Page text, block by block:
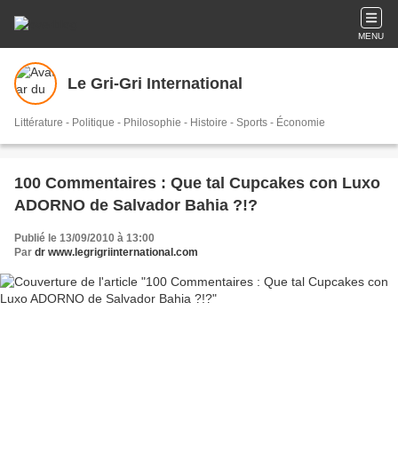
MENU
Le Gri-Gri International
Littérature - Politique - Philosophie - Histoire - Sports - Économie
100 Commentaires : Que tal Cupcakes con Luxo
ADORNO de Salvador Bahia ?!?
Publié le 13/09/2010 à 13:00
Par dr www.legrigriinternational.com